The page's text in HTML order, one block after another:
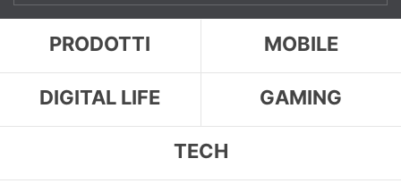
PRODOTTI MOBILE
DIGITAL LIFE GAMING
TECH